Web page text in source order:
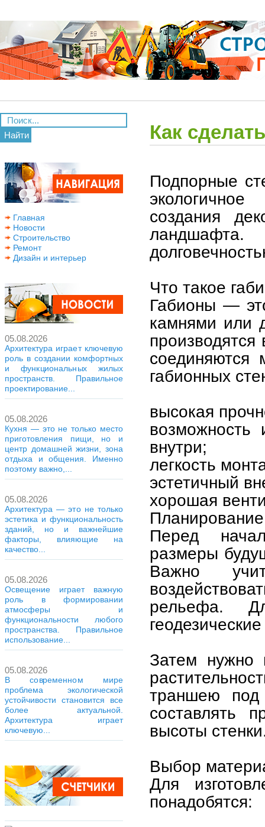
Найти
Главная
Новости
Строительство
Ремонт
Дизайн и интерьер
05.08.2026
Архитектура играет ключевую
роль в создании комфортных
и функциональных жилых
пространств. Правильное
проектирование...
05.08.2026
Кухня — это не только место
приготовления пищи, но и
центр домашней жизни, зона
отдыха и общения. Именно
поэтому важно,...
05.08.2026
Архитектура — это не только
эстетика и функциональность
зданий, но и важнейшие
факторы, влияющие на
качество...
05.08.2026
Освещение играет важную
роль в формировании
атмосферы и
функциональности любого
пространства. Правильное
использование...
05.08.2026
В современном мире
проблема экологической
устойчивости становится все
более актуальной.
Архитектура играет
ключевую...
Как
Подпорные
создания
Что такое
Габионы —
камнями или
габионных
высокая
возможность
внутри;
легкость
эстетичный
хорошая
Планирование
Перед
размеры
Важно
рельефа.
Затем нужно
траншею под
составлять
высоты
Выбор
Для
понадобятся: